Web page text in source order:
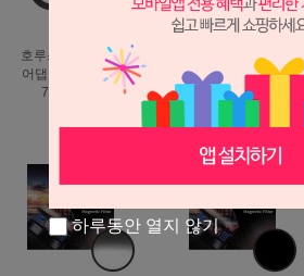
호루스벤누 자석필터
어댑터링 77-82mm /
77mm 렌즈용
호루스벤누 자석필터
어댑터링 67-82mm /
67mm 렌즈용
하루동안 열지 않기